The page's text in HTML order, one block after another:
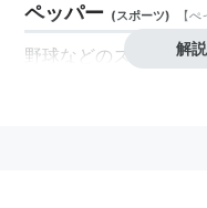
ペッパー (スポーツ) 【ぺ
野球などのスポーツの
解